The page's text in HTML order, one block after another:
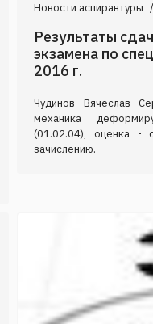
Новости аспирантуры
Результаты
экзамена по
2016 г.
Чудинов Вячеслав
механика
(01.02.04), оценка -
зачислению.